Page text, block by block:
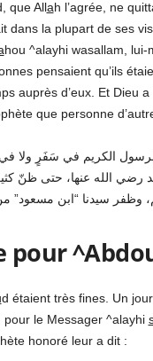
que Allah l’agrée, ne
dans la plupart de ses
hou ^alayhi wasallam,
pensaient qu’ils
auprès d’eux. Et Dieu
que personne
الكريم في سَفَرٍ ولا في
رضي الله عنها، حتى ظنّ
pour
d étaient très fines. Un
pour le Messager ^alayhi
honoré leur a dit :